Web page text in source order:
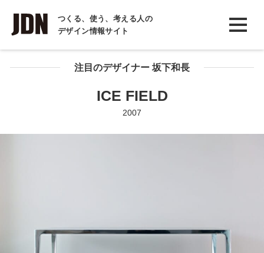
つくる、使う、考える人の
デザイン情報サイト
INTERVIEW
インタビュー
REPORT注目のデザイナー 坂下和長
ICE FIELD
2007